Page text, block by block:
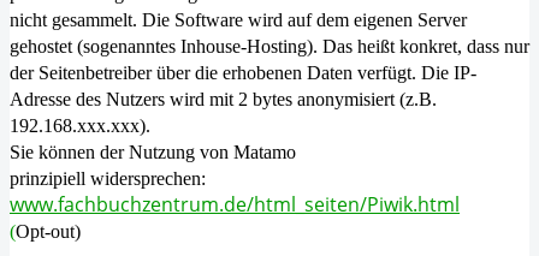
nicht gesammelt. Die Software wird auf dem eigenen Server
gehostet (sogenanntes Inhouse-Hosting). Das heißt konkret, dass nur
der Seitenbetreiber über die erhobenen Daten verfügt. Die IP-
Adresse des Nutzers wird mit 2 bytes anonymisiert (z.B.
192.168.xxx.xxx).
Sie können der Nutzung von Matamo
prinzipiell widersprechen:
www.fachbuchzentrum.de/html_seiten/Piwik.html
(Opt-out)